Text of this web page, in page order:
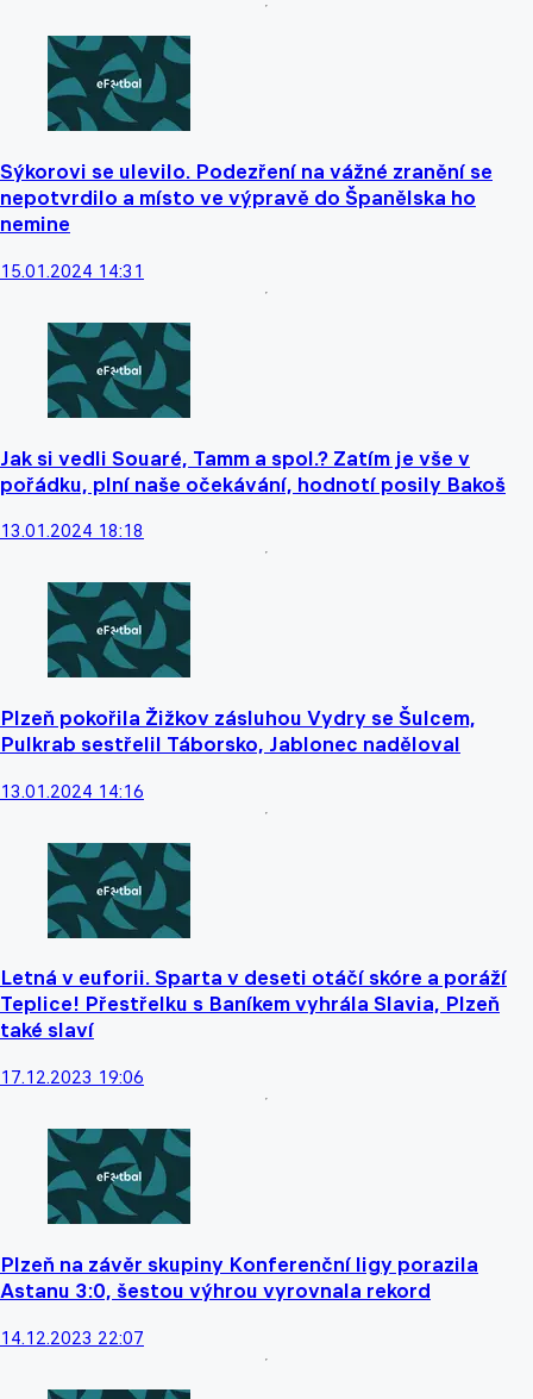
Sýkorovi se ulevilo. Podezření na vážné zranění se
nepotvrdilo a místo ve výpravě do Španělska ho
nemine
15.01.2024 14:31
Jak si vedli Souaré, Tamm a spol.? Zatím je vše v
pořádku, plní naše očekávání, hodnotí posily Bakoš
13.01.2024 18:18
Plzeň pokořila Žižkov zásluhou Vydry se Šulcem,
Pulkrab sestřelil Táborsko, Jablonec naděloval
13.01.2024 14:16
Letná v euforii. Sparta v deseti otáčí skóre a poráží
Teplice! Přestřelku s Baníkem vyhrála Slavia, Plzeň
také slaví
17.12.2023 19:06
Plzeň na závěr skupiny Konferenční ligy porazila
Astanu 3:0, šestou výhrou vyrovnala rekord
14.12.2023 22:07